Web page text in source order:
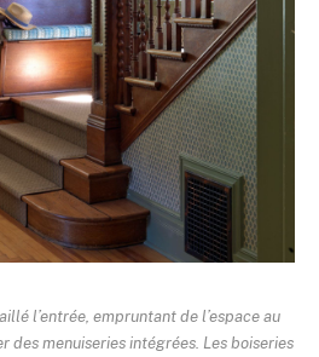
l’entrée, empruntant de l’espace au
des menuiseries intégrées. Les boiseries